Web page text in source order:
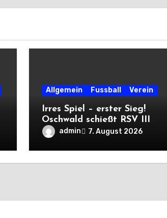
Allgemein Fussball Verein
Irres Spiel – erster Sieg!
Oschwald schießt RSV III
mit Viererpack zu
Premiere
admin 7. August 2026